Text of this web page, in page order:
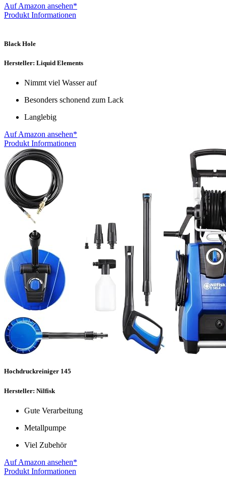
Auf Amazon ansehen*
Produkt Informationen
Black Hole
Hersteller: Liquid Elements
Nimmt viel Wasser auf
Besonders schonend zum Lack
Langlebig
Auf Amazon ansehen*
Produkt Informationen
Hochdruckreiniger 145
Hersteller: Nilfisk
Gute Verarbeitung
Metallpumpe
Viel Zubehör
Auf Amazon ansehen*
Produkt Informationen